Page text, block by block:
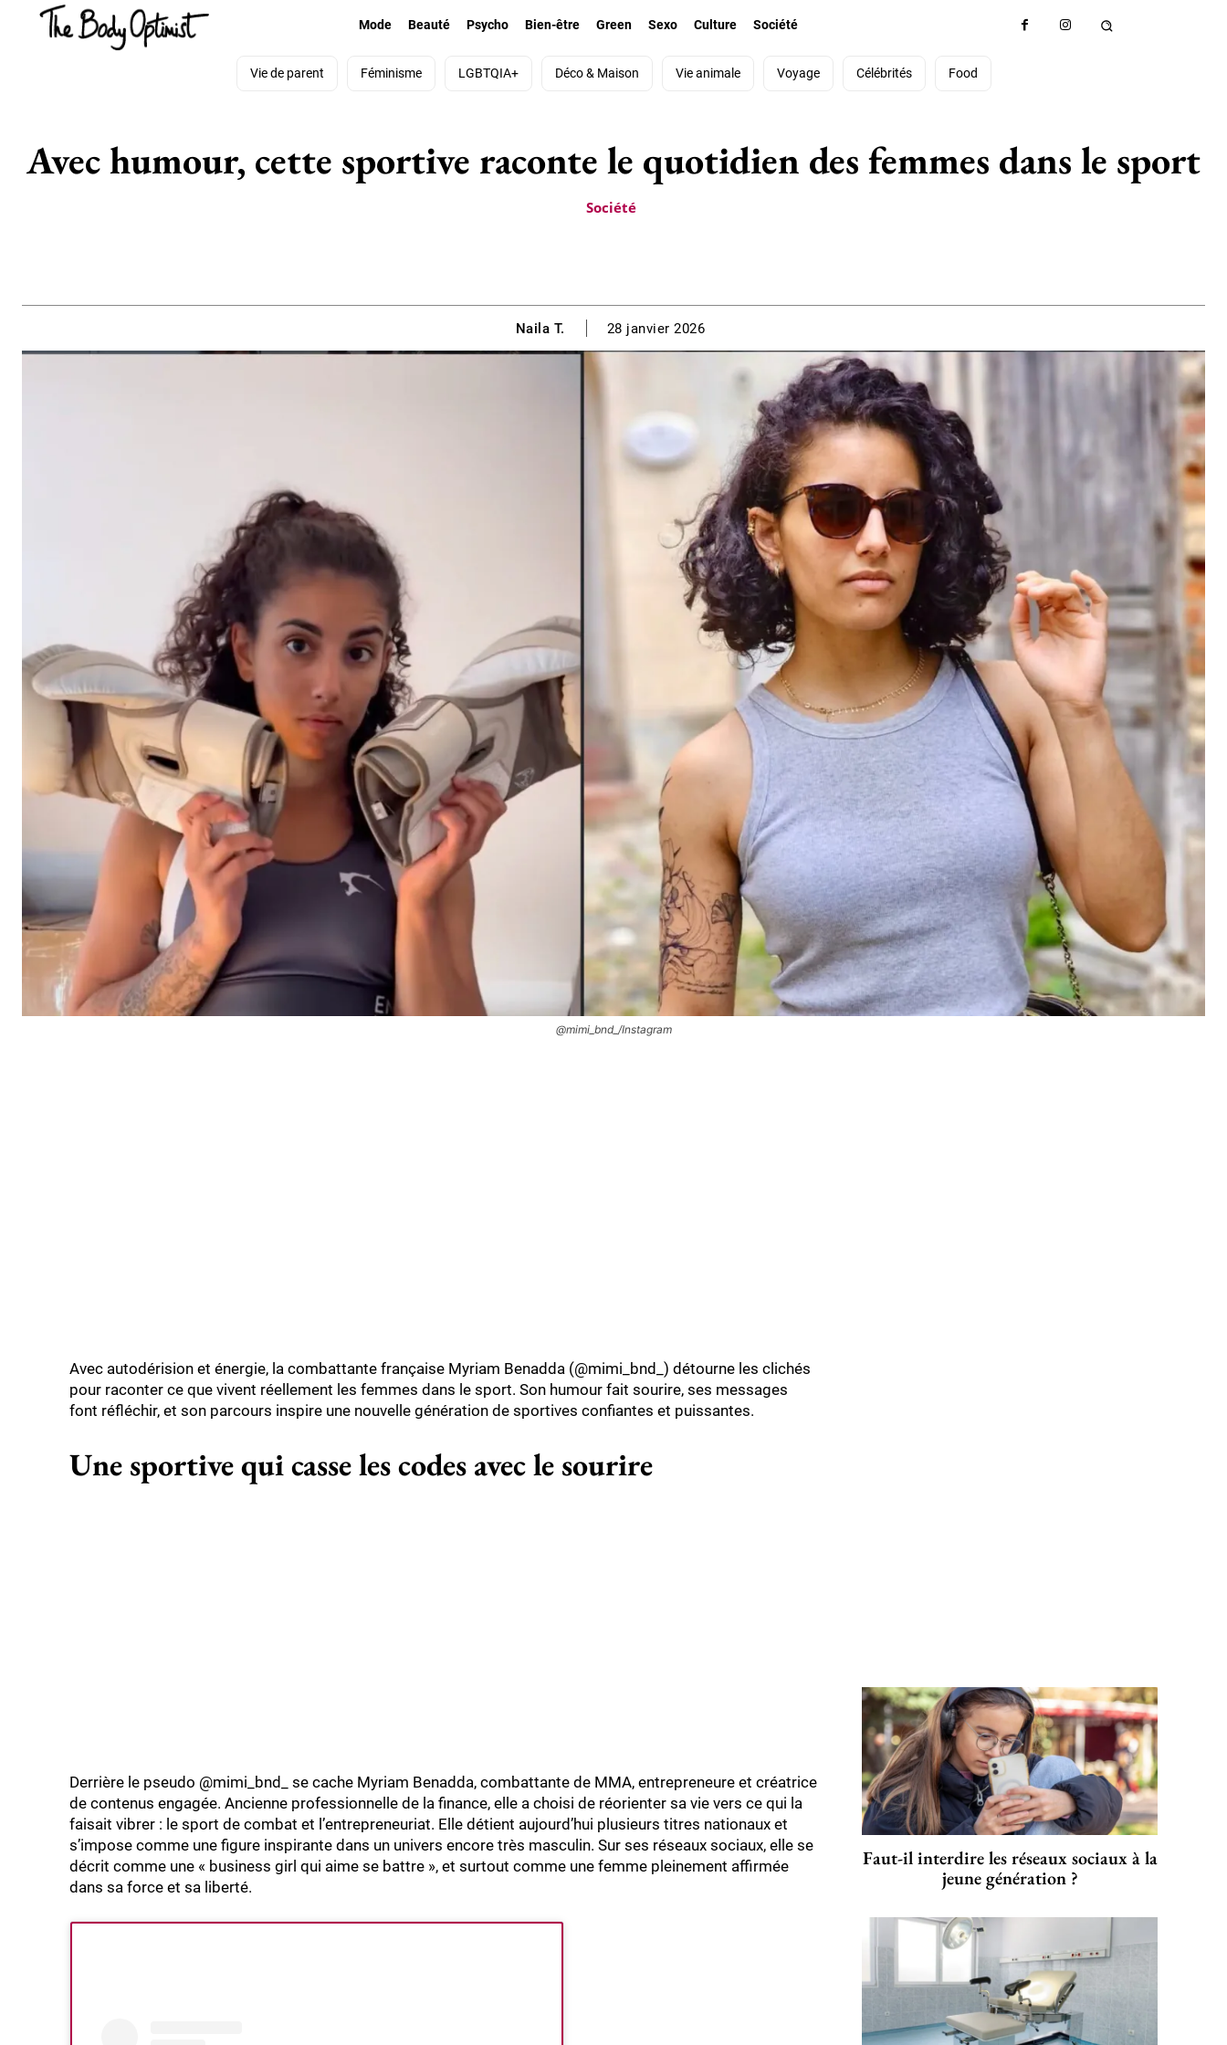
Mode Beauté Psycho Bien-être Green Sexo Culture Société
Vie de parent Féminisme LGBTQIA+ Déco & Maison Vie animale Voyage Célébrités Food
Avec humour, cette sportive raconte le quotidien des femmes dans le sport
Société
Naila T. 28 janvier 2026
@mimi_bnd_/Instagram
Avec autodérision et énergie, la combattante française Myriam Benadda (@mimi_bnd_) détourne les clichés
pour raconter ce que vivent réellement les femmes dans le sport. Son humour fait sourire, ses messages
font réfléchir, et son parcours inspire une nouvelle génération de sportives confiantes et puissantes.
Une sportive qui casse les codes avec le sourire
Derrière le pseudo @mimi_bnd_ se cache Myriam Benadda, combattante de MMA, entrepreneure et créatrice
de contenus engagée. Ancienne professionnelle de la finance, elle a choisi de réorienter sa vie vers ce qui la
faisait vibrer : le sport de combat et l’entrepreneuriat. Elle détient aujourd’hui plusieurs titres nationaux et
s’impose comme une figure inspirante dans un univers encore très masculin. Sur ses réseaux sociaux, elle se
décrit comme une « business girl qui aime se battre », et surtout comme une femme pleinement affirmée
dans sa force et sa liberté.
Faut-il interdire les réseaux sociaux à la
jeune génération ?